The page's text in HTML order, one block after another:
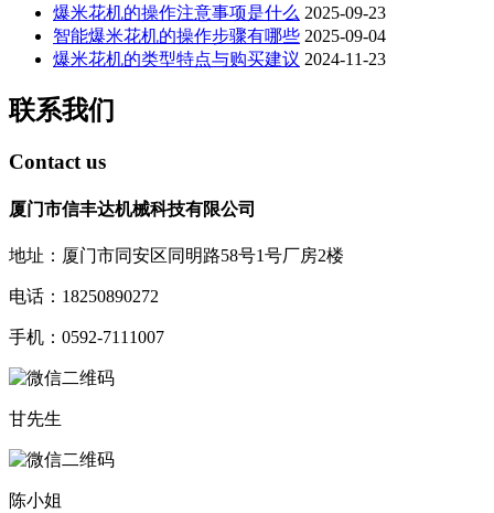
爆米花机的操作注意事项是什么 2025-09-23
智能爆米花机的操作步骤有哪些 2025-09-04
爆米花机的类型特点与购买建议 2024-11-23
联系我们
Contact us
厦门市信丰达机械科技有限公司
地址：厦门市同安区同明路58号1号厂房2楼
电话：18250890272
手机：0592-7111007
甘先生
陈小姐